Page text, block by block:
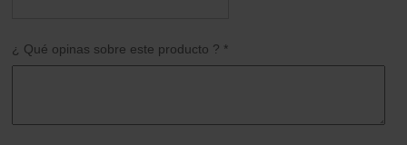
¿ Qué opinas sobre este producto ? *